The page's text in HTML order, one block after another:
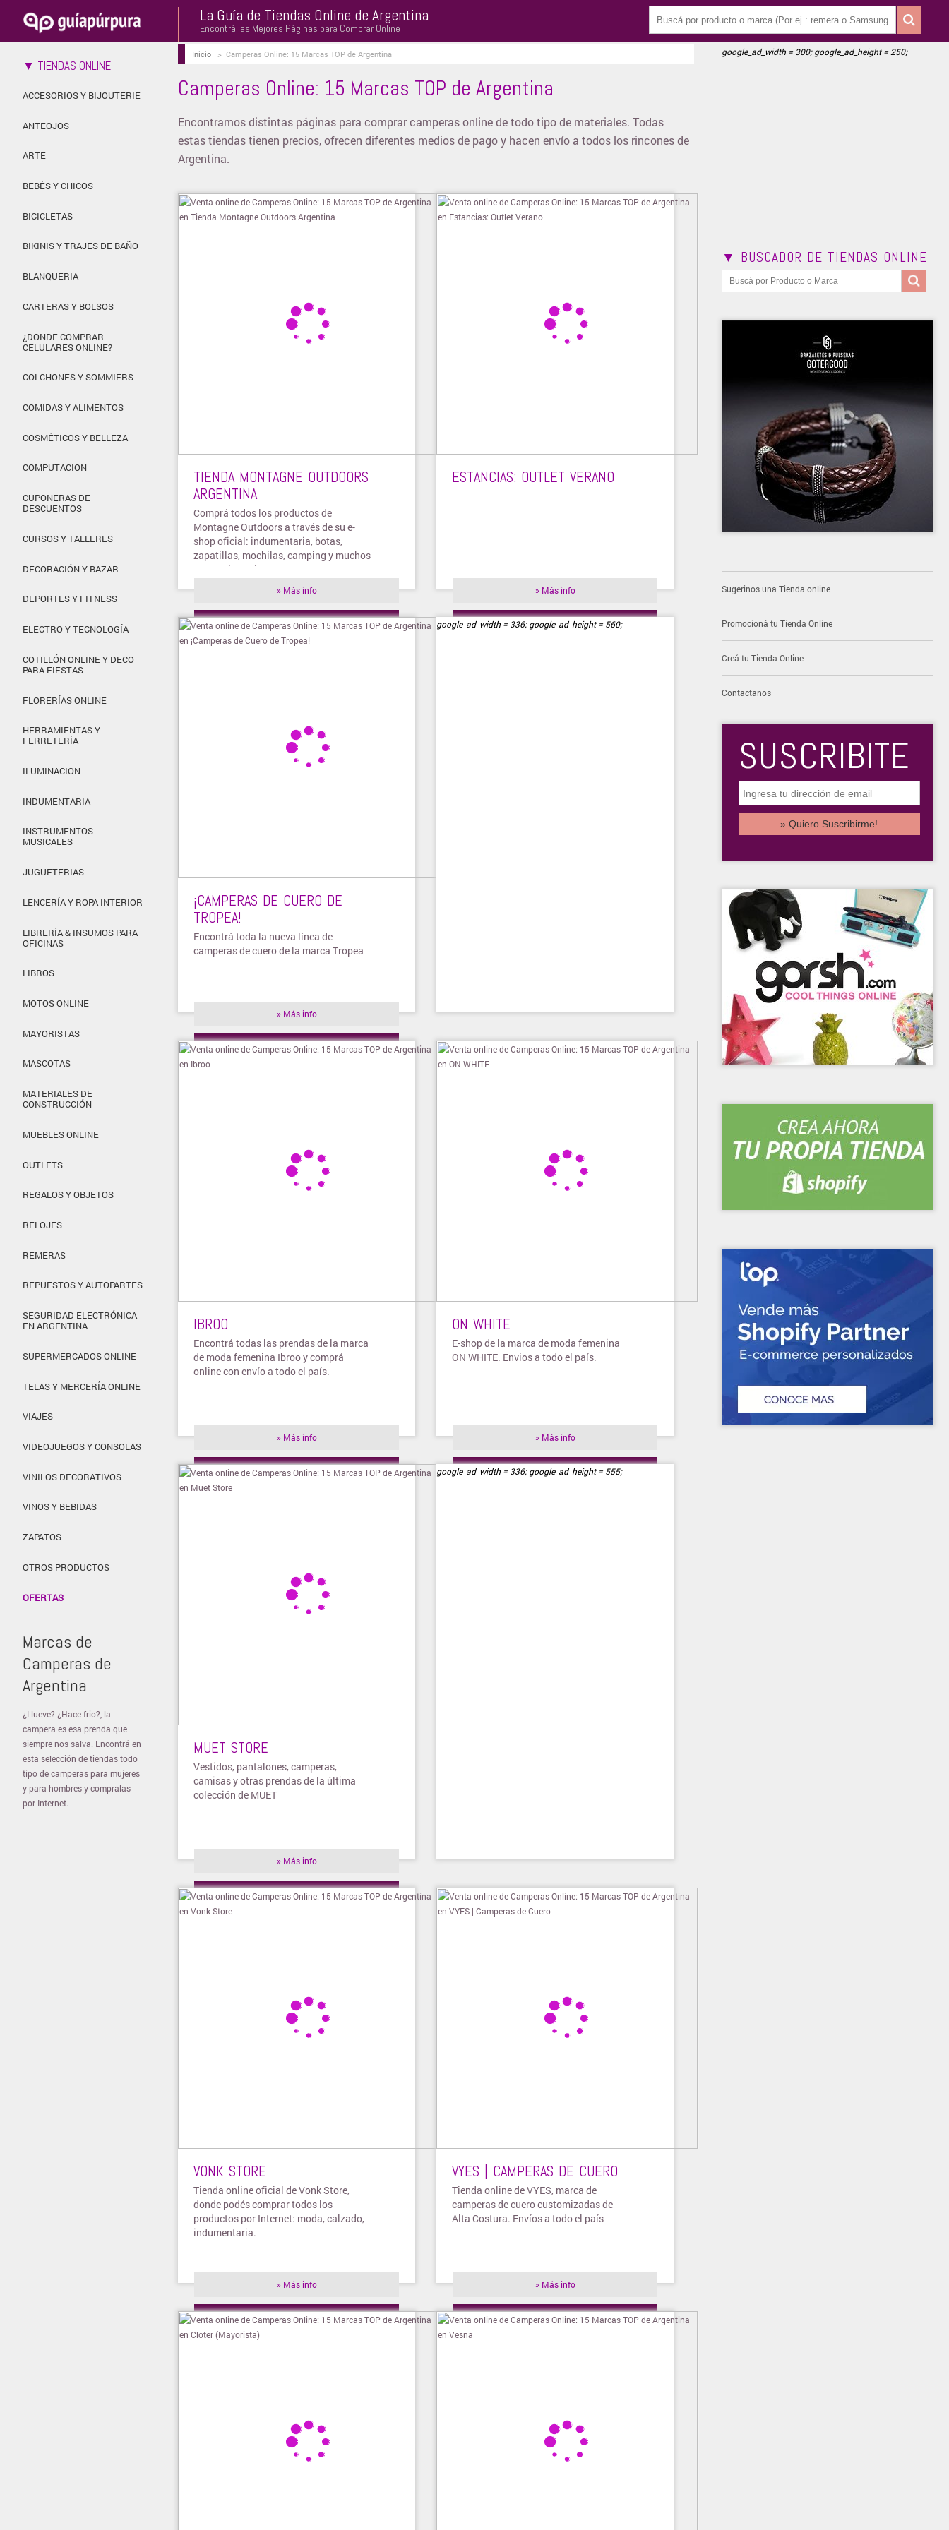
La Guía de Tiendas Online de Argentina
Encontrá las Mejores Páginas para Comprar Online
▼ TIENDAS ONLINE
ACCESORIOS Y BIJOUTERIE
ANTEOJOS
ARTE
BEBÉS Y CHICOS
BICICLETAS
BIKINIS Y TRAJES DE BAÑO
BLANQUERIA
CARTERAS Y BOLSOS
¿DONDE COMPRAR
CELULARES ONLINE?
COLCHONES Y SOMMIERS
COMIDAS Y ALIMENTOS
COSMÉTICOS Y BELLEZA
COMPUTACION
CUPONERAS DE
DESCUENTOS
CURSOS Y TALLERES
DECORACIÓN Y BAZAR
DEPORTES Y FITNESS
ELECTRO Y TECNOLOGÍA
COTILLÓN ONLINE Y DECO
PARA FIESTAS
FLORERÍAS ONLINE
HERRAMIENTAS Y
FERRETERÍA
ILUMINACION
INDUMENTARIA
INSTRUMENTOS
MUSICALES
JUGUETERIAS
LENCERÍA Y ROPA INTERIOR
LIBRERÍA & INSUMOS PARA
OFICINAS
LIBROS
MOTOS ONLINE
MAYORISTAS
MASCOTAS
MATERIALES DE
CONSTRUCCIÓN
MUEBLES ONLINE
OUTLETS
REGALOS Y OBJETOS
RELOJES
REMERAS
REPUESTOS Y AUTOPARTES
SEGURIDAD ELECTRÓNICA
EN ARGENTINA
SUPERMERCADOS ONLINE
TELAS Y MERCERÍA ONLINE
VIAJES
VIDEOJUEGOS Y CONSOLAS
VINILOS DECORATIVOS
VINOS Y BEBIDAS
ZAPATOS
OTROS PRODUCTOS
OFERTAS
Marcas de
Camperas de
Argentina
¿Llueve? ¿Hace frio?, la
campera es esa prenda que
siempre nos salva. Encontrá en
esta selección de tiendas todo
tipo de camperas para mujeres
y para hombres y compralas
por Internet.
Inicio> Camperas Online: 15 Marcas TOP de Argentina
Camperas Online: 15 Marcas TOP de Argentina
Encontramos distintas páginas para comprar camperas online de todo tipo de materiales. Todas
estas tiendas tienen precios, ofrecen diferentes medios de pago y hacen envío a todos los rincones de
Argentina.
TIENDA MONTAGNE OUTDOORS
ARGENTINA
Comprá todos los productos de
Montagne Outdoors a través de su e-
shop oficial: indumentaria, botas,
zapatillas, mochilas, camping y muchos
accesorios más...
» Más info
» Visitar tienda
ESTANCIAS: OUTLET VERANO
» Más info
» Visitar tienda
¡CAMPERAS DE CUERO DE
TROPEA!
Encontrá toda la nueva línea de
camperas de cuero de la marca Tropea
» Más info
» Visitar tienda
google_ad_width = 336; google_ad_height = 560;
IBROO
Encontrá todas las prendas de la marca
de moda femenina Ibroo y comprá
online con envío a todo el país.
» Más info
» Visitar tienda
ON WHITE
E-shop de la marca de moda femenina
ON WHITE. Envios a todo el país.
» Más info
» Visitar tienda
MUET STORE
Vestidos, pantalones, camperas,
camisas y otras prendas de la última
colección de MUET
» Más info
» Visitar tienda
google_ad_width = 336; google_ad_height = 555;
VONK STORE
Tienda online oficial de Vonk Store,
donde podés comprar todos los
productos por Internet: moda, calzado,
indumentaria.
» Más info
» Visitar tienda
VYES | CAMPERAS DE CUERO
Tienda online de VYES, marca de
camperas de cuero customizadas de
Alta Costura. Envíos a todo el país
» Más info
» Visitar tienda
google_ad_width = 300; google_ad_height = 250;
▼ BUSCADOR DE TIENDAS ONLINE
Sugerinos una Tienda online
Promocioná tu Tienda Online
Creá tu Tienda Online
Contactanos
SUSCRIBITE